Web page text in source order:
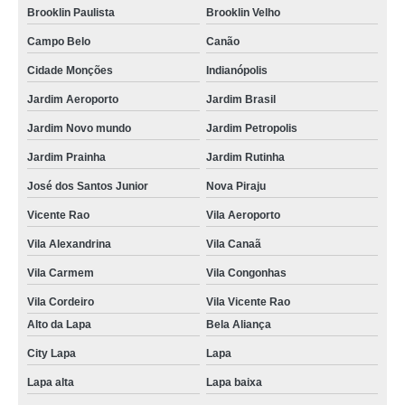
especialista em transtorno de uso de drogas sintéticas contato Jardim
Prainha
onde tem especialista em transtorno de uso de cocaína Angatuba
onde tem especialista em transtorno de uso de drogas Vila Canaã
especialista em transtorno de uso de substância contato Vila Maria Alta
especialista em transtorno de uso de substância telefone Aclimação
telefone de especialista em transtorno de uso de drogas sintéticas
Mirandópolis
especialista em transtorno de uso de ketamina contato Porto Feliz
telefone de especialista em transtorno de uso de drogas sintéticas
Brooklin Paulista Brooklin Velho
Campo Belo Canão
Cidade Monções Indianópolis
Jardim Aeroporto Jardim Brasil
Jardim Novo mundo Jardim Petropolis
Jardim Prainha Jardim Rutinha
José dos Santos Junior Nova Piraju
Vicente Rao Vila Aeroporto
Vila Alexandrina Vila Canaã
Vila Carmem Vila Congonhas
Vila Cordeiro
Vila Vicente Rao
Alto da Lapa
Bela Aliança
City Lapa Lapa
Lapa alta Lapa baixa